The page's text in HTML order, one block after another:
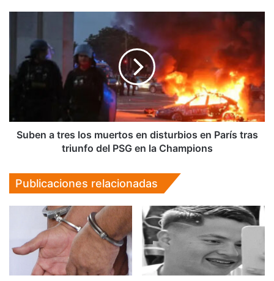
muertos
París
tras
PSG
en
Champions
Suben a tres los muertos en disturbios en París tras
triunfo del PSG en la Champions
Publicaciones relacionadas